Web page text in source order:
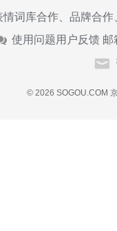
情词库合作、品牌合
使用问题用户反馈 邮
© 2026 SOGOU.COM